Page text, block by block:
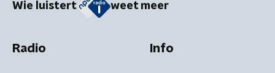
Wie luistert weet meer
Radio Info